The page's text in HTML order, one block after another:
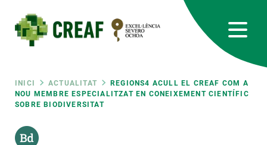
contingut
Fil
d'ariadna
INICI ACTUALITAT
REGIONS4 ACULL EL CREAF COM A
NOU MEMBRE ESPECIALITZAT EN CONEIXEMENT CIENTÍFIC
SOBRE BIODIVERSITAT
RRSS
Featured